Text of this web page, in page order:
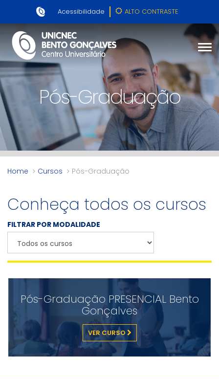
Acessibilidade ALTO CONTRASTE
Pós-Graduação
Home Cursos Pós-Graduação
Conheça todos os cursos
FILTRAR POR MODALIDADE
Pós-Graduação PRESENCIAL Bento
Gonçalves
VER CURSO